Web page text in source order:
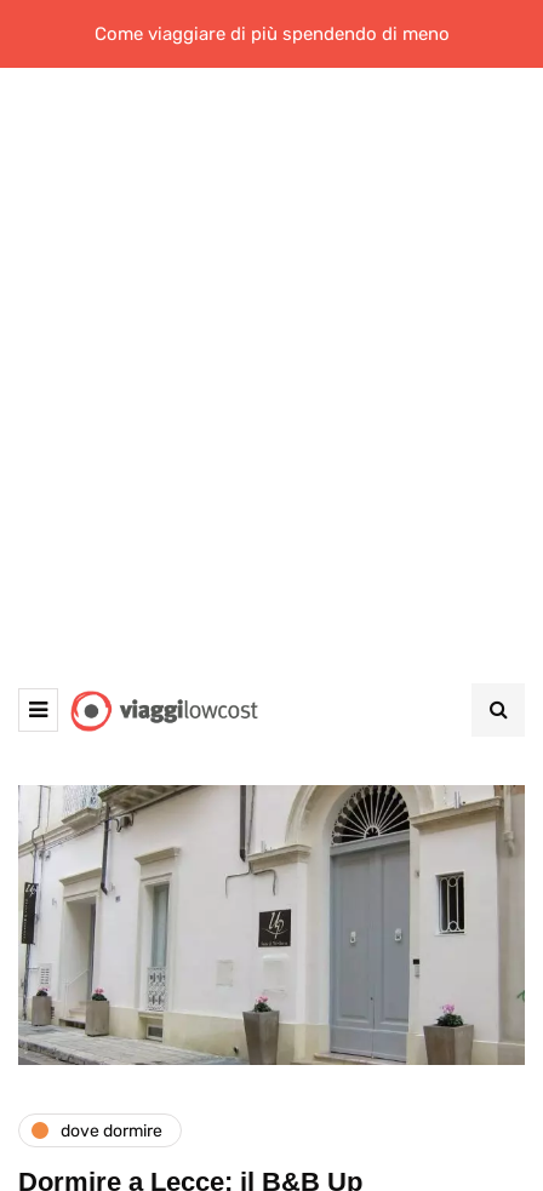
Come viaggiare di più spendendo di meno
dove dormire
Dormire a Lecce: il B&B Up